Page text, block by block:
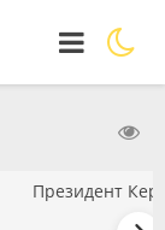
Президент